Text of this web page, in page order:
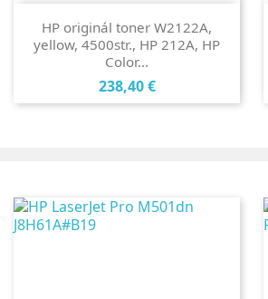
HP originál toner W2122A,
yellow, 4500str., HP 212A, HP
Color...
Cena
238,40 €